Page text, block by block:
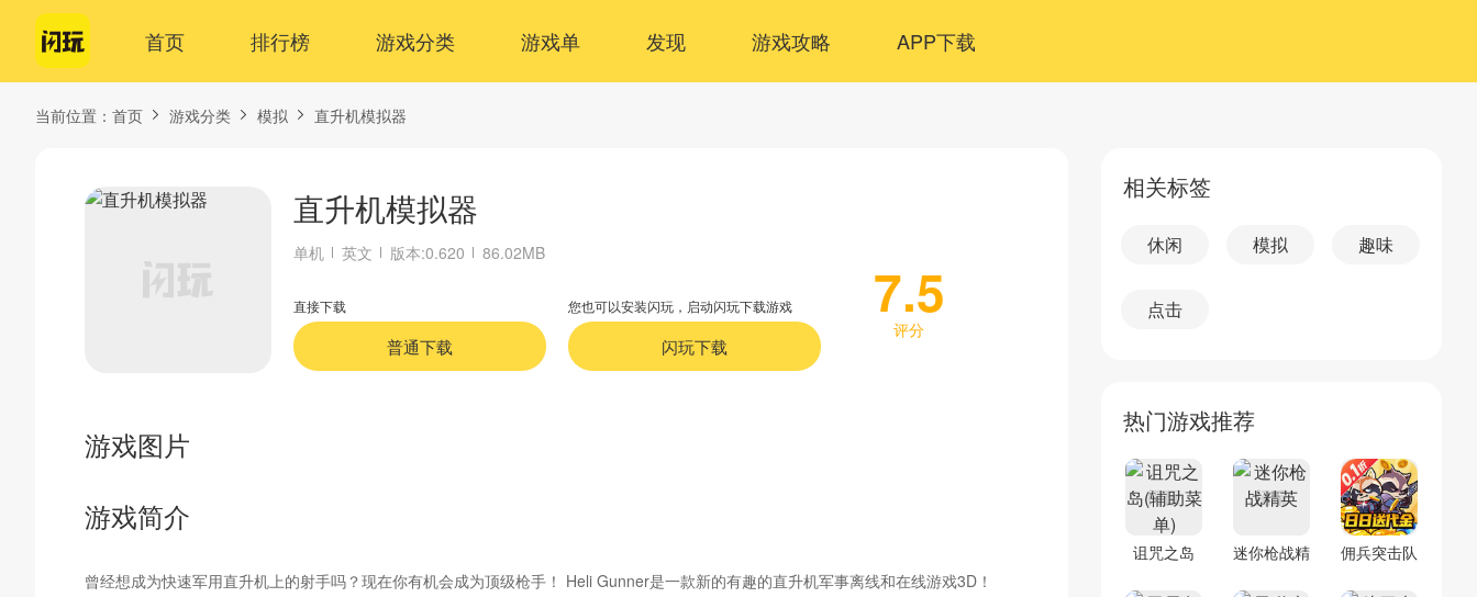
首页 排行榜 游戏分类 游戏单 发现 游戏攻略 APP下载
当前位置： 首页 游戏分类 模拟 直升机模拟器
直升机模拟器
单机 英文 版本:0.620 86.02MB
直接下载
普通下载
您也可以安装闪玩，启动闪玩下载游戏
闪玩下载
7.5
评分
游戏图片
游戏简介
曾经想成为快速军用直升机上的射手吗？现在你有机会成为顶级枪手！ Heli Gunner是一款新的有趣的直升机军事离线和在线游戏3D！
相关标签
休闲 模拟 趣味
点击
热门游戏推荐
诅咒之岛
(辅助菜单)
迷你枪战精
佣兵突击队
(0.1折割草